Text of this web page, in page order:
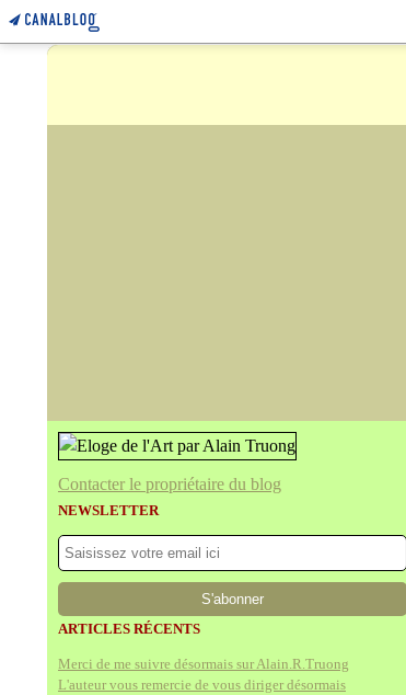
Contacter le propriétaire du blog
NEWSLETTER
ARTICLES RÉCENTS
Merci de me suivre désormais sur Alain.R.Truong
L'auteur vous remercie de vous diriger désormais